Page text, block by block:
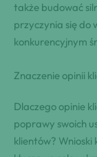
także budować
przyczynia się do
konkurencyjnym
Znaczenie opinii
Dlaczego opinie
poprawy swoich
klientów?